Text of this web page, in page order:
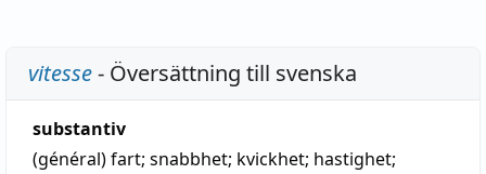
vitesse- Översättning till svenska
substantiv
(général)fart; snabbhet; kvickhet; hastighet;